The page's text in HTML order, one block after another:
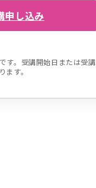
申し込み
す。受講開始日または受講
ます。